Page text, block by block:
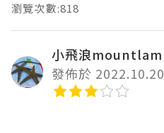
瀏覽次數:818
小飛浪mountlam
發佈於 2022.10.20